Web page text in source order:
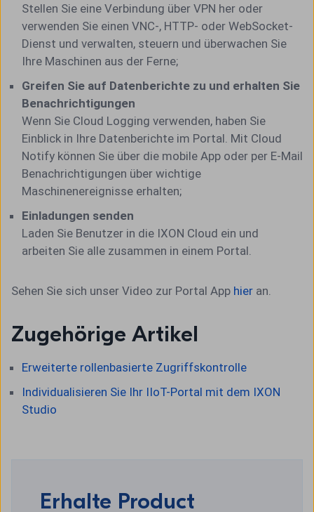
Stellen Sie eine Verbindung über VPN her oder
verwenden Sie einen VNC-, HTTP- oder WebSocket-
Dienst und verwalten, steuern und überwachen Sie
Ihre Maschinen aus der Ferne;
Greifen Sie auf Datenberichte zu und erhalten Sie
Benachrichtigungen
Wenn Sie Cloud Logging verwenden, haben Sie
Einblick in Ihre Datenberichte im Portal. Mit Cloud
Notify können Sie über die mobile App oder per E-Mail
Benachrichtigungen über wichtige
Maschinenereignisse erhalten;
Einladungen senden
Laden Sie Benutzer in die IXON Cloud ein und
arbeiten Sie alle zusammen in einem Portal.
Sehen Sie sich unser Video zur Portal App hier an.
Zugehörige Artikel
Erweiterte rollenbasierte Zugriffskontrolle
Individualisieren Sie Ihr IIoT-Portal mit dem IXON
Studio
Erhalte Product